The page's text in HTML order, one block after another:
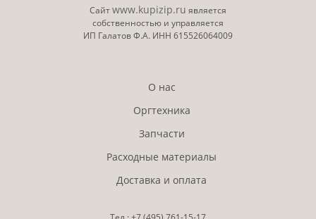
Сайтwww.kupizip.ru является
собственностью и управляется
ИП Галатов Ф.А. ИНН 615526064009
О нас
Оргтехника
Запчасти
Расходные материалы
Доставка и оплата